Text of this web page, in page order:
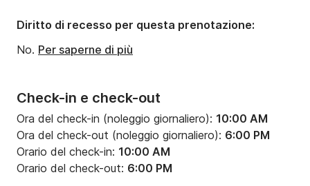
Check-in e check-out
Ora del check-in (noleggio giornaliero): 10:00 AM
Ora del check-out (noleggio giornaliero): 6:00 PM
Orario del check-in: 10:00 AM
Orario del check-out: 6:00 PM
Diritto di recesso per questa prenotazione:
No. Per saperne di più